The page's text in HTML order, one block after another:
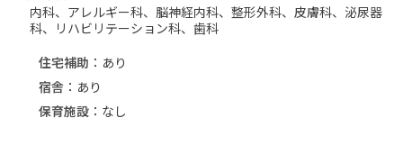
内科、アレルギー科、脳神経内科、整形外科、皮膚科、泌尿器
科、リハビリテーション科、歯科
住宅補助 ：あり
宿舎：あり
保育施設：なし